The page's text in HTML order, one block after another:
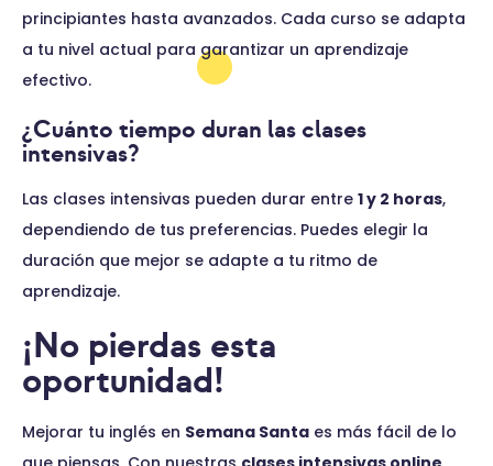
principiantes hasta avanzados. Cada curso se adapta
a tu nivel actual para garantizar un aprendizaje
efectivo.
¿Cuánto tiempo duran las clases
intensivas?
Las clases intensivas pueden durar entre 1 y 2 horas,
dependiendo de tus preferencias. Puedes elegir la
duración que mejor se adapte a tu ritmo de
aprendizaje.
¡No pierdas esta
oportunidad!
Mejorar tu inglés en Semana Santa es más fácil de lo